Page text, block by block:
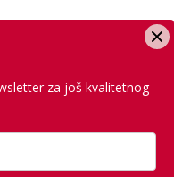
za još kvalitetnog